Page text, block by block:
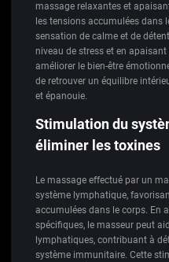
massage relaxantes et
les tensions accumulées dans
sensation de calme et de
niveau de stress et en
améliorer le bien-être
de retrouver un équilibre
et épanouie.
Stimulation du
éliminer les toxines
Le massage effectué par un
système lymphatique,
accumulées dans le corps. En
spécifiques, le masseur peut
lymphatiques, contribuant à
système immunitaire. Cette